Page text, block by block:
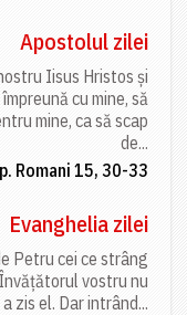
Apostolul zilei
Iisus Hristos și
cu mine, să
mine, ca să scap
de...
Romani 15, 30-33
Evanghelia zilei
Petru cei ce strâng
vostru nu
zis el. Dar intrând...